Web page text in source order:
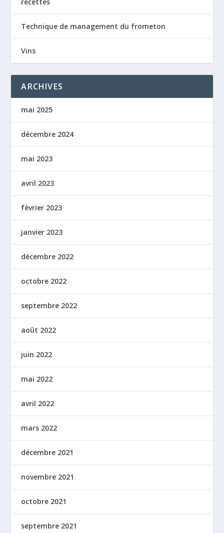
Technique de management du frometon
Vins
ARCHIVES
mai 2025
décembre 2024
mai 2023
avril 2023
février 2023
janvier 2023
décembre 2022
octobre 2022
septembre 2022
août 2022
juin 2022
mai 2022
avril 2022
mars 2022
décembre 2021
novembre 2021
octobre 2021
septembre 2021